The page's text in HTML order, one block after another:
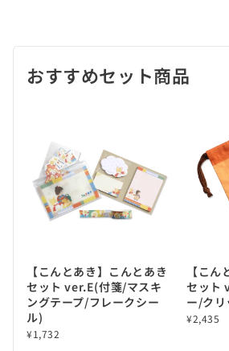
おすすめセット商品
【こんとあき】こんとあき
セット ver.E(付箋/マスキ
ングテープ/フレークシー
ル)
¥1,732
【こ
セット
ー/ク
¥2,435